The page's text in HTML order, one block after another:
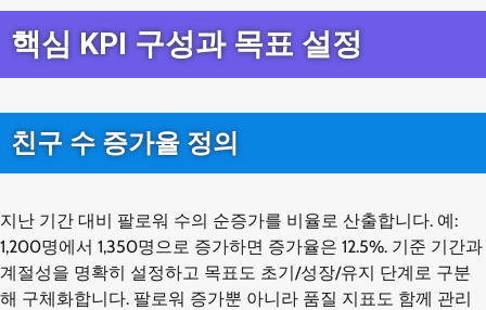
핵심 KPI 구성과 목표 설정
친구 수 증가율 정의
지난 기간 대비 팔로워 수의 순증가를 비율로 산출합니다. 예:
1,200명에서 1,350명으로 증가하면 증가율은 12.5%. 기준 기간과
계절성을 명확히 설정하고 목표도 초기/성장/유지 단계로 구분
해 구체화합니다. 팔로워 증가뿐 아니라 품질 지표도 함께 관리